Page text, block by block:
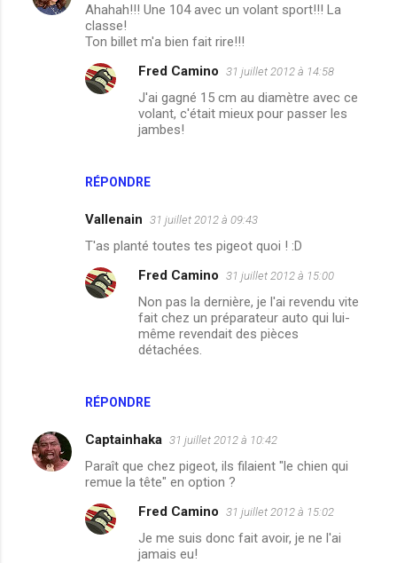
Ahahah!!! Une 104 avec un volant sport!!! La
classe!
Ton billet m'a bien fait rire!!!
RÉPONDRE
Fred Camino 31 juillet 2012 à 14:58
J'ai gagné 15 cm au diamètre avec ce
volant, c'était mieux pour passer les
jambes!
Vallenain 31 juillet 2012 à 09:43
T'as planté toutes tes pigeot quoi ! :D
RÉPONDRE
Fred Camino 31 juillet 2012 à 15:00
Non pas la dernière, je l'ai revendu vite
fait chez un préparateur auto qui lui-
même revendait des pièces
détachées.
Captainhaka 31 juillet 2012 à 10:42
Paraît que chez pigeot, ils filaient "le chien qui
remue la tête" en option ?
Fred Camino 31 juillet 2012 à 15:02
Je me suis donc fait avoir, je ne l'ai
jamais eu!